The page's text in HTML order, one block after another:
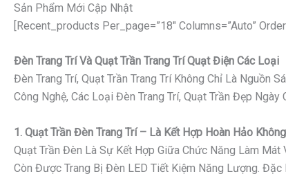
Sản Phẩm Mới Cập Nhật
[recent_products Per_page=”18″ Columns=”auto”
Đèn Trang Trí Và Quạt Trần Trang Trí Quạt Điện Các Loại
Đèn Trang Trí, Quạt Trần Trang Trí Không Chỉ Là Nguồn
Công Nghệ, Các Loại Đèn Trang Trí, Quạt Trần Đẹp
1. Quạt Trần Đèn Trang Trí – Là Kết Hợp Hoàn Hảo
Quạt Trần Đèn Là Sự Kết Hợp Giữa Chức Năng Làm Mát
Còn Được Trang Bị Đèn LED Tiết Kiệm Năng Lượng. Đặc